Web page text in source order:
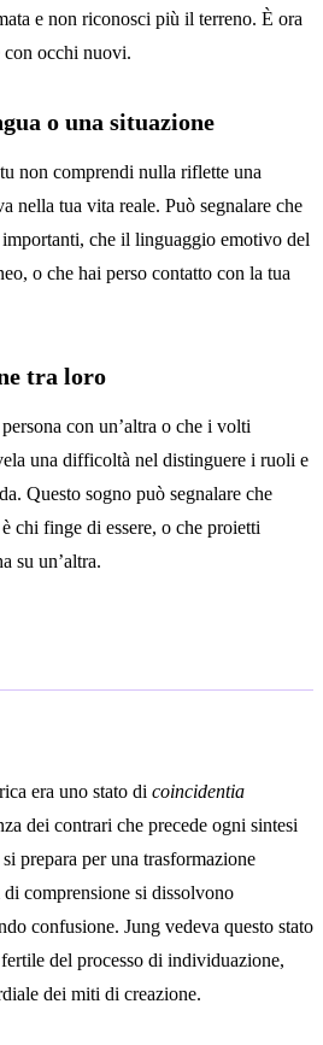
e non riconosci più il terreno. È ora
con occhi nuovi.
o una situazione
non comprendi nulla riflette una
nella tua vita reale. Può segnalare che
che il linguaggio emotivo del
o che hai perso contatto con la tua
tra loro
con un’altra o che i volti
una difficoltà nel distinguere i ruoli e
Questo sogno può segnalare che
chi finge di essere, o che proietti
su un’altra.
era uno stato di coincidentia
dei contrari che precede ogni sintesi
prepara per una trasformazione
comprensione si dissolvono
confusione. Jung vedeva questo stato
del processo di individuazione,
dei miti di creazione.